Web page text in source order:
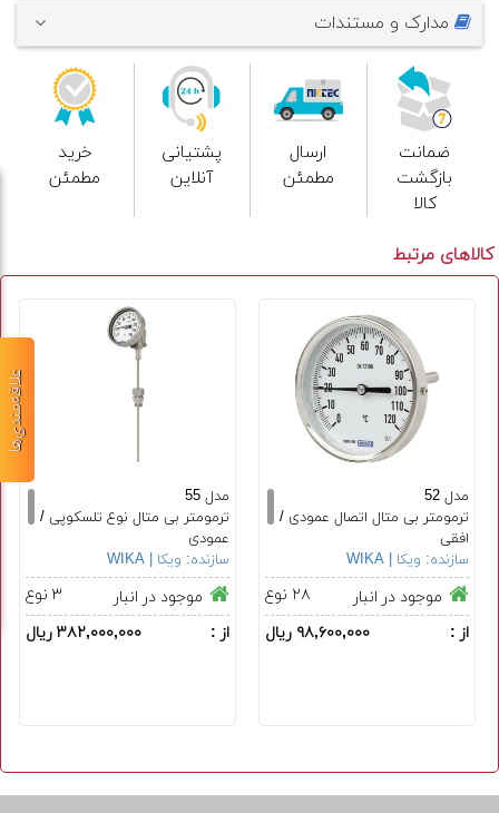
مدارک و مستندات
ضمانت
بازگشت
کالا
ارسال
مطمئن
پشتیانی
آنلاین
خرید
مطمئن
کالاهای مرتبط
مدل 52
ترمومتر بی متال اتصال عمودی /
افقی
متر
سازنده: ویکا | WIKA
موجود در انبار
۲۸ نوع
از :
۹۸,۶۰۰,۰۰۰ ریال
مدل 55
ترمومتر بی متال نوع تلسکوپی /
عمودی
متر
سازنده: ویکا | WIKA
موجود در انبار
۳ نوع
از :
۳۸۲,۰۰۰,۰۰۰ ریال
علاقه‌مندی‌ها